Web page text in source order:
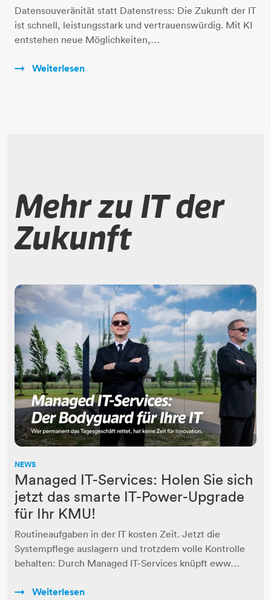
Datensouveränität statt Datenstress: Die Zukunft der IT
ist schnell, leistungsstark und vertrauenswürdig. Mit KI
entstehen neue Möglichkeiten,…
Weiterlesen
Mehr zu IT der
Zukunft
NEWS
Managed IT-Services: Holen Sie sich
jetzt das smarte IT-Power-Upgrade
für Ihr KMU!
Routineaufgaben in der IT kosten Zeit. Jetzt die
Systempflege auslagern und trotzdem volle Kontrolle
behalten: Durch Managed IT-Services knüpft eww…
Weiterlesen